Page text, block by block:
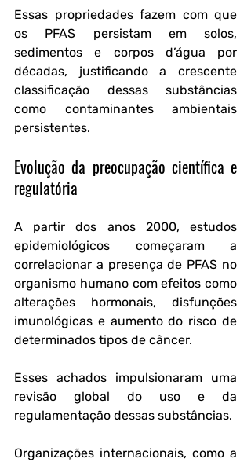
Essas propriedades fazem com que
os PFAS persistam em solos,
sedimentos e corpos d’água por
décadas, justificando a crescente
classificação dessas substâncias
como contaminantes ambientais
persistentes.
Evolução da preocupação científica e
regulatória
A partir dos anos 2000, estudos
epidemiológicos começaram a
correlacionar a presença de PFAS no
organismo humano com efeitos como
alterações hormonais, disfunções
imunológicas e aumento do risco de
determinados tipos de câncer.
Esses achados impulsionaram uma
revisão global do uso e da
regulamentação dessas substâncias.
Organizações internacionais, como a